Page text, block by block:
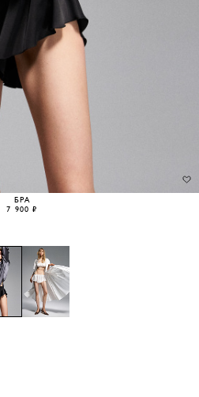
БРА
7 900 ₽